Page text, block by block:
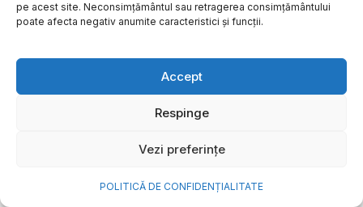
pe acest site. Neconsimțământul sau retragerea consimțământului
poate afecta negativ anumite caracteristici și funcții.
Accept
Respinge
Vezi preferințe
POLITICĂ DE CONFIDENȚIALITATE
frumoase amintiri ale verii într-
o bijuterie Pandora pe care o